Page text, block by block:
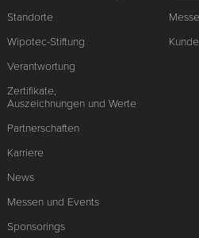
Standorte
Wipotec-Stiftung
Verantwortung
Zertifikate,
Auszeichnungen und Werte
Partnerschaften
Karriere
News
Messen und Events
Sponsorings